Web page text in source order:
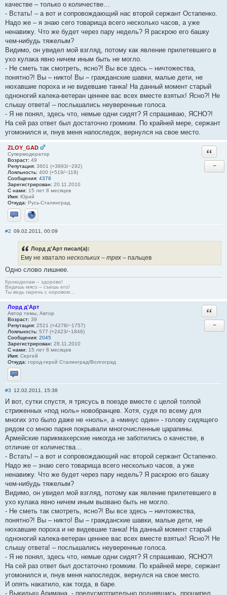
качестве – только о количестве…
- Встать! – а вот и сопровождающий нас второй сержант Остапенко.
Надо же – я знаю сего товарища всего несколько часов, а уже
ненавижу. Что же будет через пару недель? Я раскрою его башку
чем-нибудь тяжелым?
Видимо, он увидел мой взгляд, потому как явление прилетевшего в
ухо кулака явно ничем иным быть не могло.
- Не сметь так смотреть, ясно?! Вы все здесь – ничтожества,
понятно?! Вы – никто! Вы – гражданские шавки, малые дети, не
нюхавшие пороха и не видевшие танка! На данный момент старый
одноногий калека-ветеран ценнее вас всех вместе взятых! Ясно?! Не
слышу ответа! – послышались неуверенные голоса.
- Я не понял, здесь что, немые одни сидят? Я спрашиваю, ЯСНО?!
На сей раз ответ был достаточно громким. По крайней мере, сержант
угомонился и, пнув меня напоследок, вернулся на свое место.
ZLOY_GAD
Супермодератор
Возраст: 49
Репутация: 3601 (+3893/−292)
Лояльность: 400 (+519/−119)
Сообщения: 4378
Зарегистрирован: 20.11.2010
С нами: 15 лет 8 месяцев
Имя: Юрий
Откуда: Русь-Сталинград.
Отправить личное сообщение
Сайт
−
#2 09.02.2011, 00:09
Лорд д'Арт писал(а):
Ему не хватало нескольких – трех – пальцев
Одно слово лишнее.
Крокодилам – здорово!
Видишь мясо – съешь его!
Ты ведь парень с норовом…
Лорд д'Арт
Автор темы, Автор
Возраст: 39
Репутация: 2521 (+4278/−1757)
Лояльность: 577 (+2423/−1846)
Сообщения: 2045
Зарегистрирован: 28.11.2010
С нами: 15 лет 8 месяцев
Имя: Сергей
Откуда: город-герой Сталинград/Волгоград
Отправить личное сообщение
−
#3 12.02.2011, 15:38
И вот, сутки спустя, я трясусь в поезде вместе с целой толпой
стриженных «под ноль» новобранцев. Хотя, судя по всему для
многих это было даже не «ноль», а «минус один» - голову сидящего
рядом со мною парня покрывали многочисленные царапины.
Армейские парикмахерские никогда не заботились о качестве, в
отличие от количества…
- Встать! – а вот и сопровождающий нас второй сержант Остапенко.
Надо же – знаю сего товарища всего несколько часов, а уже
ненавижу. Что же будет через пару недель? Я раскрою его башку
чем-нибудь тяжелым?
Видимо, он увидел мой взгляд, потому как явление прилетевшего в
ухо кулака явно ничем иным вызвано быть не могло.
- Не сметь так смотреть, ясно?! Вы все здесь – ничтожества,
понятно?! Вы – никто! Вы – гражданские шавки, малые дети, не
нюхавшие пороха и не видевшие танка! На данный момент старый
одноногий калека-ветеран ценнее вас всех вместе взятых! Ясно?! Не
слышу ответа! – послышались неуверенные голоса.
- Я не понял, здесь что, немые одни сидят? Я спрашиваю, ЯСНО?!
На сей раз ответ был достаточно громким. По крайней мере, сержант
угомонился и, пнув меня напоследок, вернулся на свое место.
И опять накатило, как тогда, в баре.
- Выкидыш Аримана, - предусмотрительно поднявшись, прошипел